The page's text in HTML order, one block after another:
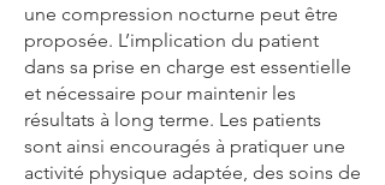
une compression nocturne peut être
proposée. L’implication du patient
dans sa prise en charge est essentielle
et nécessaire pour maintenir les
résultats à long terme. Les patients
sont ainsi encouragés à pratiquer une
activité physique adaptée, des soins de